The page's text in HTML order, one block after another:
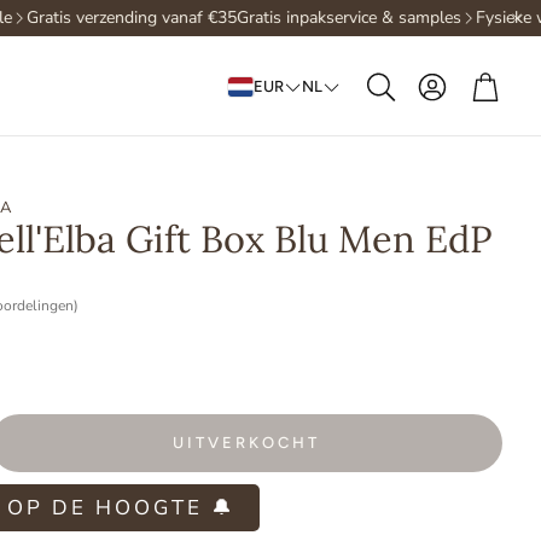
Gratis verzending vanaf €35Gratis inpakservice & samples Fysieke
EUR NL ZoekenAccount
Gift Box Blu Men EdP
UITVERKOCHT
DE HOOGTE 🔔